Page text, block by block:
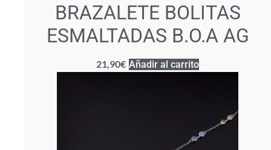
BRAZALETE BOLITAS
ESMALTADAS B.O.A AG
21,90€ Añadir al carrito